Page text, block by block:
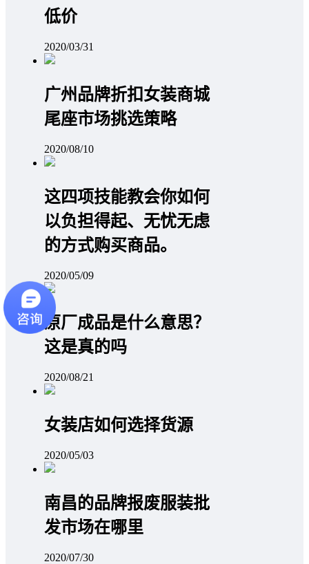
低价
2020/03/31
广州品牌折扣女装商城
尾座市场挑选策略
2020/08/10
这四项技能教会你如何
以负担得起、无忧无虑
的方式购买商品。
2020/05/09
原厂成品是什么意思？
这是真的吗
2020/08/21
女装店如何选择货源
2020/05/03
南昌的品牌报废服装批
发市场在哪里
2020/07/30